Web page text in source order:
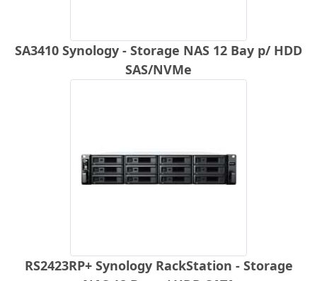
SA3410 Synology - Storage NAS 12 Bay p/ HDD
SAS/NVMe
RS2423RP+ Synology RackStation - Storage